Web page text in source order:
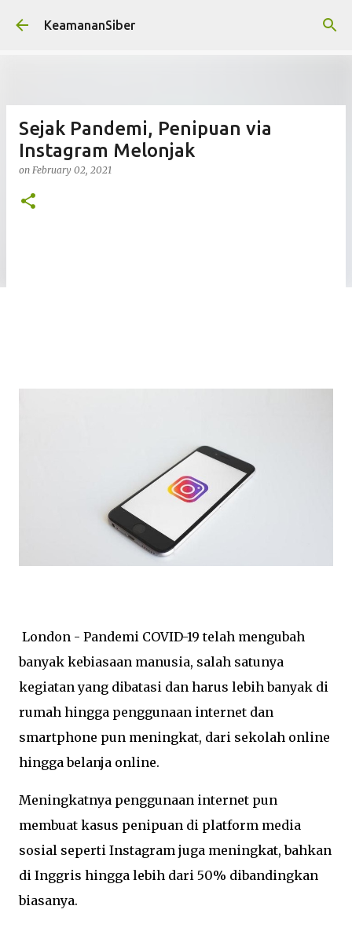
Skip to main content
KeamananSiber
Sejak Pandemi, Penipuan via
Instagram Melonjak
on February 02, 2021
London - Pandemi COVID-19 telah mengubah
banyak kebiasaan manusia, salah satunya
kegiatan yang dibatasi dan harus lebih banyak di
rumah hingga penggunaan internet dan
smartphone pun meningkat, dari sekolah online
hingga belanja online.
Meningkatnya penggunaan internet pun
membuat kasus penipuan di platform media
sosial seperti Instagram juga meningkat, bahkan
di Inggris hingga lebih dari 50% dibandingkan
biasanya.